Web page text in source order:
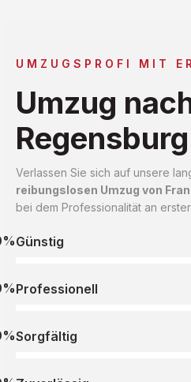
UMZUGSPROFI MIT
Umzug
Regensburg
Verlassen Sie sich auf unsere
reibungslosen Umzug von
bei dem Professionalität an
Günstig
Professionell
Sorgfältig